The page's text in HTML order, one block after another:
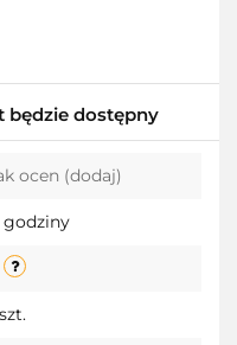
dostępny
ocen (dodaj)
godziny
szt.